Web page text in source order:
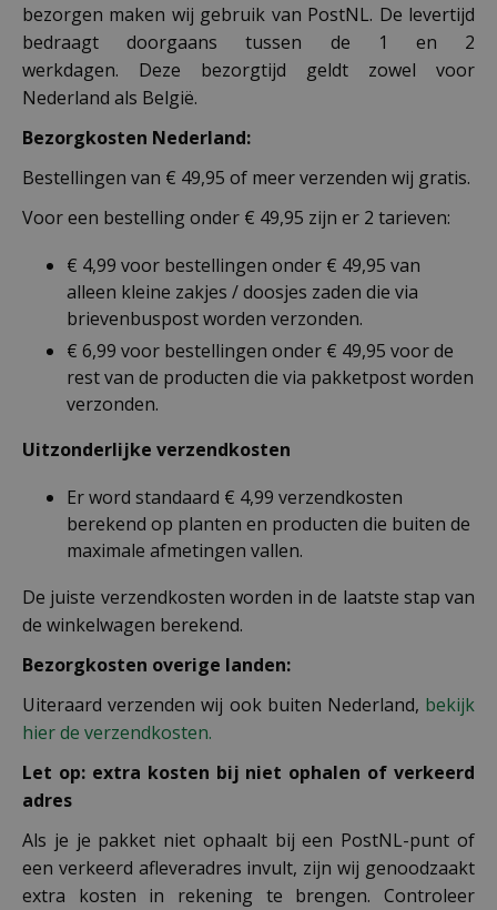
bezorgen maken wij gebruik van PostNL. De levertijd
bedraagt doorgaans tussen de 1 en 2
werkdagen. Deze bezorgtijd geldt zowel voor
Nederland als België.
Bezorgkosten Nederland:
Bestellingen van € 49,95 of meer verzenden wij gratis.
Voor een bestelling onder € 49,95 zijn er 2 tarieven:
€ 4,99 voor bestellingen onder € 49,95 van
alleen kleine zakjes / doosjes zaden die via
brievenbuspost worden verzonden.
€ 6,99 voor bestellingen onder € 49,95 voor de
rest van de producten die via pakketpost worden
verzonden.
Uitzonderlijke verzendkosten
Er word standaard € 4,99 verzendkosten
berekend op planten en producten die buiten de
maximale afmetingen vallen.
De juiste verzendkosten worden in de laatste stap van
de winkelwagen berekend.
Bezorgkosten overige landen:
Uiteraard verzenden wij ook buiten Nederland, bekijk
hier de verzendkosten.
Let op: extra kosten bij niet ophalen of verkeerd
adres
Als je je pakket niet ophaalt bij een PostNL-punt of
een verkeerd afleveradres invult, zijn wij genoodzaakt
extra kosten in rekening te brengen. Controleer